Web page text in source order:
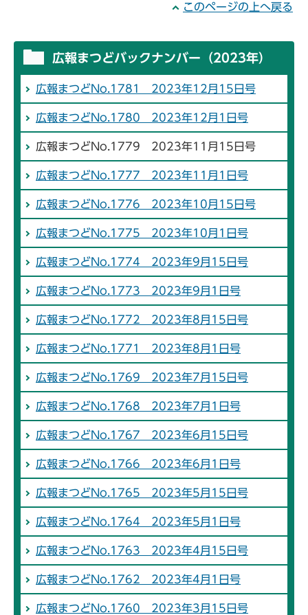
このページの上へ戻る
広報まつどバックナンバー（2023年）
広報まつどNo.1781 2023年12月15日号
広報まつどNo.1780 2023年12月1日号
広報まつどNo.1779 2023年11月15日号
広報まつどNo.1777 2023年11月1日号
広報まつどNo.1776 2023年10月15日号
広報まつどNo.1775 2023年10月1日号
広報まつどNo.1774 2023年9月15日号
広報まつどNo.1773 2023年9月1日号
広報まつどNo.1772 2023年8月15日号
広報まつどNo.1771 2023年8月1日号
広報まつどNo.1769 2023年7月15日号
広報まつどNo.1768 2023年7月1日号
広報まつどNo.1767 2023年6月15日号
広報まつどNo.1766 2023年6月1日号
広報まつどNo.1765 2023年5月15日号
広報まつどNo.1764 2023年5月1日号
広報まつどNo.1763 2023年4月15日号
広報まつどNo.1762 2023年4月1日号
広報まつどNo.1760 2023年3月15日号